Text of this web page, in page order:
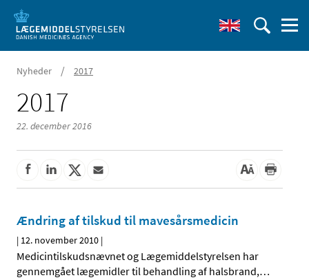
Nyheder / 2017
2017
22. december 2016
Ændring af tilskud til mavesårsmedicin
| 12. november 2010 |
Medicintilskudsnævnet og Lægemiddelstyrelsen har
gennemgået lægemidler til behandling af halsbrand,…